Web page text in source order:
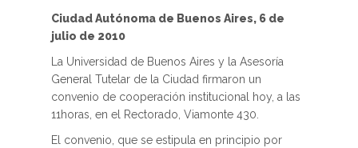
Ciudad Autónoma de Buenos Aires, 6 de
julio de 2010
La Universidad de Buenos Aires y la Asesoría
General Tutelar de la Ciudad firmaron un
convenio de cooperación institucional hoy, a las
11horas, en el Rectorado, Viamonte 430.
El convenio, que se estipula en principio por